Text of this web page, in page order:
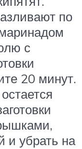
по
с
20 минут.
и убрать на